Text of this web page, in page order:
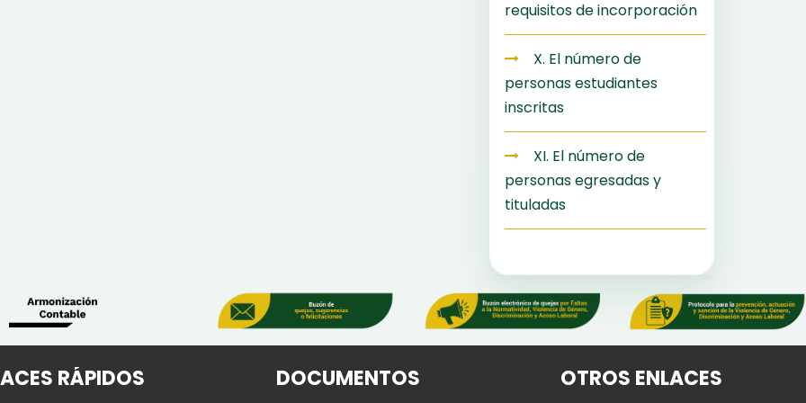
requisitos de incorporación
X. El número de
personas estudiantes
inscritas
XI. El número de
personas egresadas y
tituladas
RÁPIDOS DOCUMENTOS OTROS ENLACES